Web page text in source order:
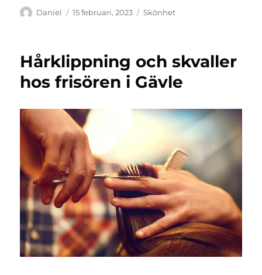
Författare
Daniel
Publicerat
15 februari, 2023 Kategorier
Skönhet
Hårklippning och skvaller
hos frisören i Gävle